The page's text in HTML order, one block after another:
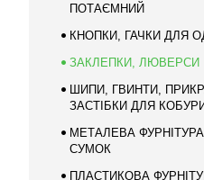
ПОТАЄМНИЙ
КНОПКИ, ГАЧКИ ДЛЯ
ЗАКЛЕПКИ, ЛЮВЕРСИ
ШИПИ, ГВИНТИ,
ЗАСТІБКИ ДЛЯ
МЕТАЛЕВА
СУМОК
ПЛАСТИКОВА